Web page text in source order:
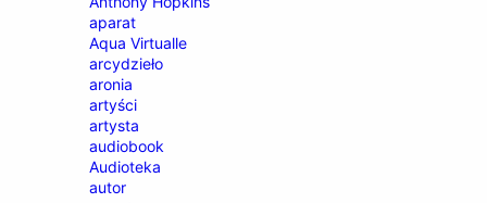
aparat
Aqua Virtualle
arcydzieło
aronia
artyści
artysta
audiobook
Audioteka
autor